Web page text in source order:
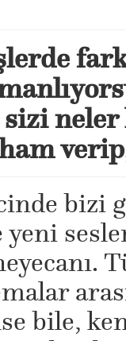
bizi
yeni
bile,